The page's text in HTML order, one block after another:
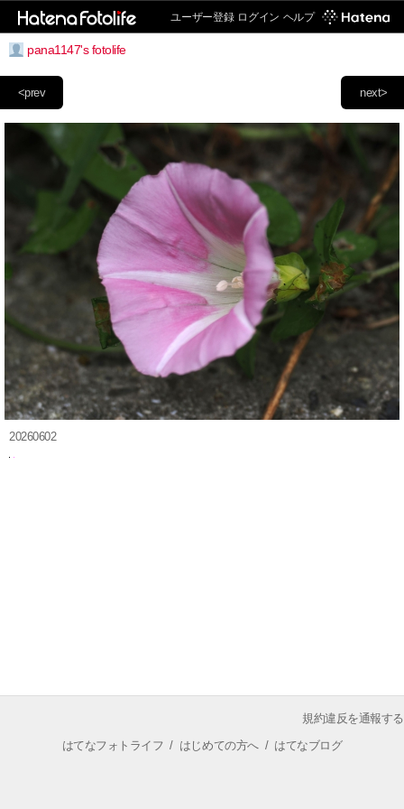
ユーザー登録 ログイン ヘルプ
pana1147's fotolife
next>
<prev
20260602
規約違反を通報する
はてなフォトライフ / はじめての方へ/ はてなブログ